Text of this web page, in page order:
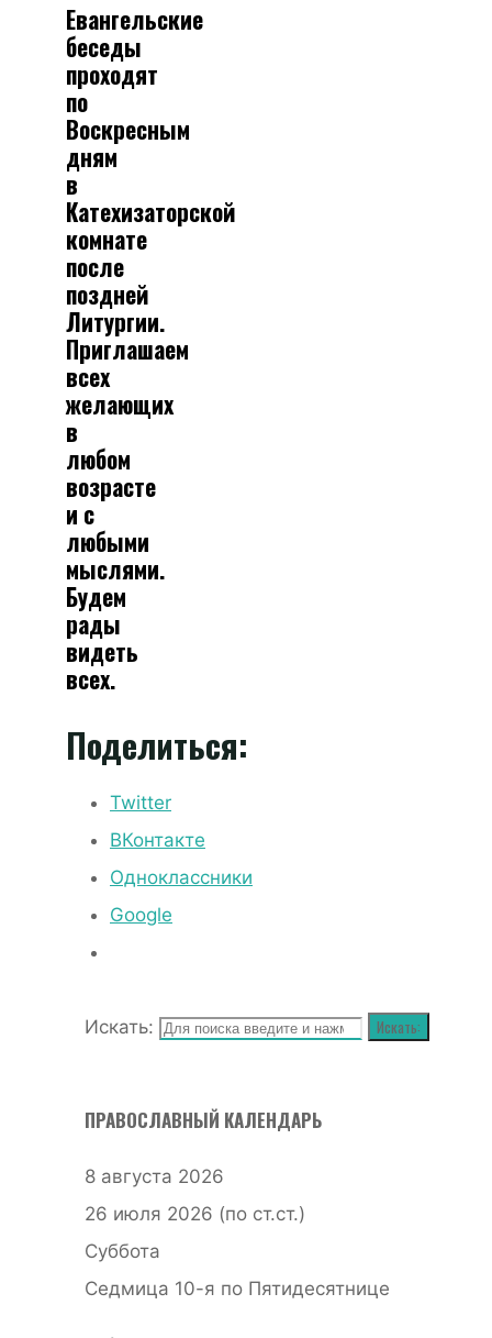
Евангельские
беседы
проходят
по
Воскресным
дням
в
Катехизаторской
комнате
после
поздней
Литургии.
Приглашаем
всех
желающих
в
любом
возрасте
и с
любыми
мыслями.
Будем
рады
видеть
всех.
Поделиться:
Twitter
ВКонтакте
Одноклассники
Google
Искать: Искать:
ПРАВОСЛАВНЫЙ КАЛЕНДАРЬ
8 августа 2026
26 июля 2026 (по ст.ст.)
Суббота
Седмица 10-я по Пятидесятнице